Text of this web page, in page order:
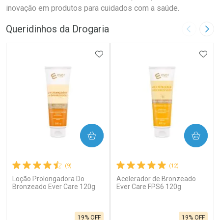
inovação em produtos para cuidados com a saúde.
Queridinhos da Drogaria Imagem
(9)
Loção Prolongadora Do
Bronzeado Ever Care 120g
19% OFF
ADICIONAR AOS FAVORITOS
COMPRAR
(12)
Acelerador de Bronzeado
Ever Care FPS6 120g
19% OFF
COMPRAR